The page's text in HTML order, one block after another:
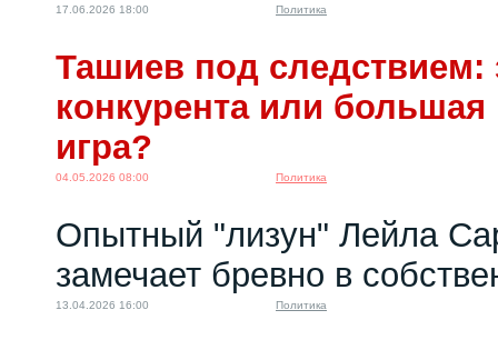
17.06.2026 18:00 Политика
Ташиев под следствием:
конкурента или большая
игра?
04.05.2026 08:00 Политика
Опытный "лизун" Лейла
замечает бревно в
13.04.2026 16:00 Политика